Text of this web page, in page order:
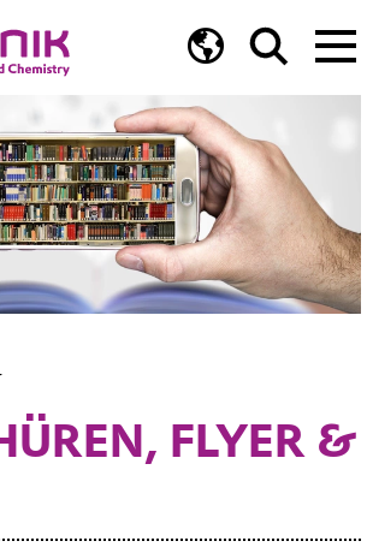
FLYER &